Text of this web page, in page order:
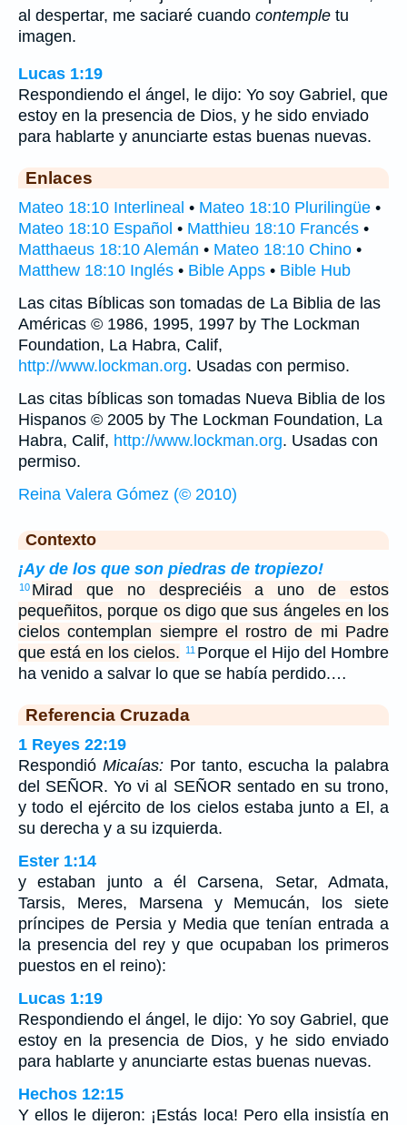
al despertar, me saciaré cuando contemple tu
imagen.
Lucas 1:19
Respondiendo el ángel, le dijo: Yo soy Gabriel, que
estoy en la presencia de Dios, y he sido enviado
para hablarte y anunciarte estas buenas nuevas.
Enlaces
Mateo 18:10 Interlineal • Mateo 18:10 Plurilingüe •
Mateo 18:10 Español • Matthieu 18:10 Francés •
Matthaeus 18:10 Alemán • Mateo 18:10 Chino •
Matthew 18:10 Inglés • Bible Apps • Bible Hub
Las citas Bíblicas son tomadas de La Biblia de las
Américas © 1986, 1995, 1997 by The Lockman
Foundation, La Habra, Calif,
http://www.lockman.org. Usadas con permiso.
Las citas bíblicas son tomadas Nueva Biblia de los
Hispanos © 2005 by The Lockman Foundation, La
Habra, Calif, http://www.lockman.org. Usadas con
permiso.
Reina Valera Gómez (© 2010)
Contexto
¡Ay de los que son piedras de tropiezo!
10 Mirad que no despreciéis a uno de estos
pequeñitos, porque os digo que sus ángeles en los
cielos contemplan siempre el rostro de mi Padre
que está en los cielos.
11 Porque el Hijo del Hombre
ha venido a salvar lo que se había perdido.…
Referencia Cruzada
1 Reyes 22:19
Respondió Micaías:Por tanto, escucha la palabra
del SEÑOR. Yo vi al SEÑOR sentado en su trono,
y todo el ejército de los cielos estaba junto a El, a
su derecha y a su izquierda.
Ester 1:14
y estaban junto a él Carsena, Setar, Admata,
Tarsis, Meres, Marsena y Memucán, los siete
príncipes de Persia y Media que tenían entrada a
la presencia del rey y que ocupaban los primeros
puestos en el reino):
Lucas 1:19
Respondiendo el ángel, le dijo: Yo soy Gabriel, que
estoy en la presencia de Dios, y he sido enviado
para hablarte y anunciarte estas buenas nuevas.
Hechos 12:15
Y ellos le dijeron: ¡Estás loca! Pero ella insistía en